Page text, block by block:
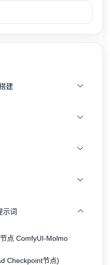
建
示词
点 ComfyUI-Molmo
Checkpoint节点)